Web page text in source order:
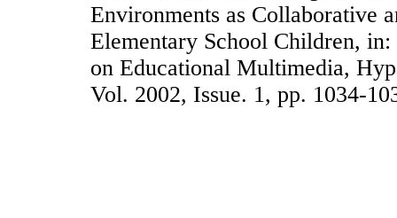
Environments as Collaborative
Elementary School Children,
on Educational Multimedia,
Vol. 2002, Issue. 1, pp. 1034-